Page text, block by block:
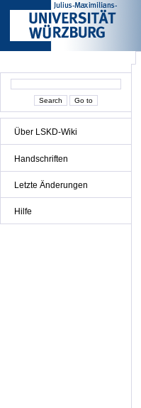
Über LSKD-Wiki
Handschriften
Letzte Änderungen
Hilfe